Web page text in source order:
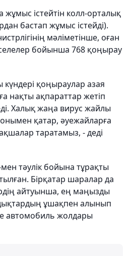
жұмыс істейтін колл-орталық
бастап жұмыс істейді).
мәліметінше, оған
бойынша 768 қоңырау
күндері қоңыраулар азая
нақты ақпараттар жетіп
Халық жаңа вирус жайлы
қатар, әуежайларға
таратамыз, - деді
тәулік бойына тұрақты
Бірқатар шаралар да
айтуынша, ең маңызды
ұшақпен алынып
автомобиль жолдары